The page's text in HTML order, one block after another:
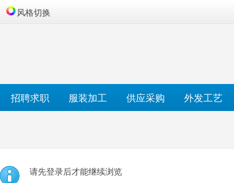
风格切换
招聘求职 服装加工 供应采购 外发工艺
请先登录后才能继续浏览